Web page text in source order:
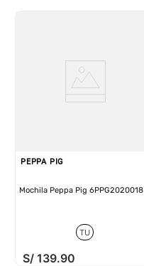
PEPPA PIG
Mochila Peppa Pig 6PPG2020018
TU
S/ 139.90